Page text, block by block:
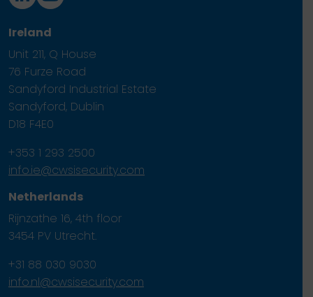
Ireland
Unit 211, Q House
76 Furze Road
Sandyford Industrial Estate
Sandyford, Dublin
D18 F4E0
+353 1 293 2500
info.ie@cwsisecurity.com
Netherlands
Rijnzathe 16, 4th floor
3454 PV Utrecht.
+31 88 030 9030
info.nl@cwsisecurity.com